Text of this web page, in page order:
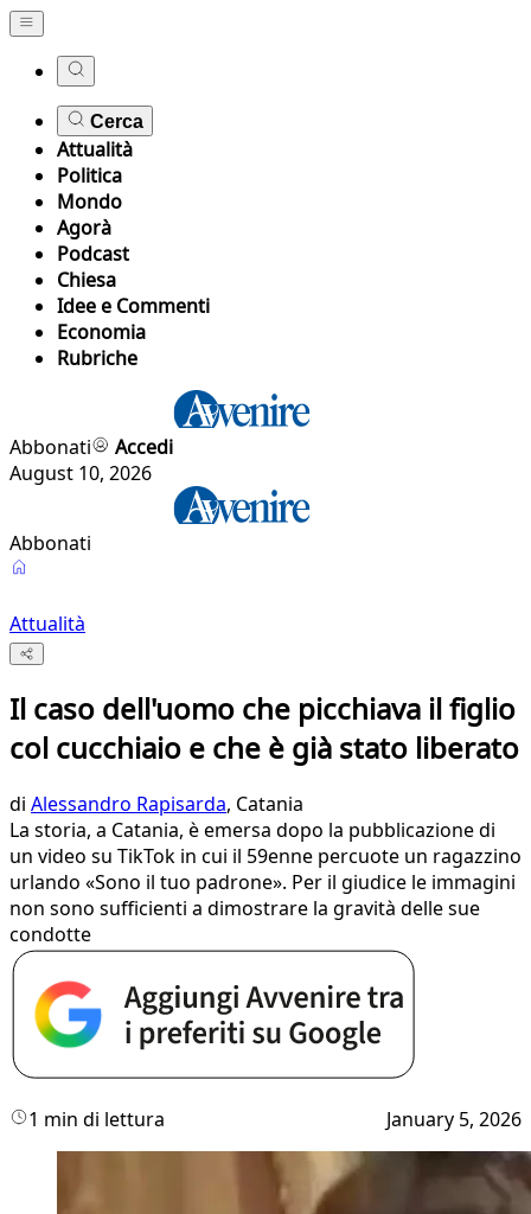
Cerca
Attualità
Politica
Mondo
Agorà
Podcast
Chiesa
Idee e Commenti
Economia
Rubriche
Abbonati
Accedi
August 10, 2026
Abbonati
Attualità
Il caso dell'uomo che picchiava il figlio
col cucchiaio e che è già stato liberato
di Alessandro Rapisarda, Catania
La storia, a Catania, è emersa dopo la pubblicazione di
un video su TikTok in cui il 59enne percuote un ragazzino
urlando «Sono il tuo padrone». Per il giudice le immagini
non sono sufficienti a dimostrare la gravità delle sue
condotte
1 min di lettura January 5, 2026